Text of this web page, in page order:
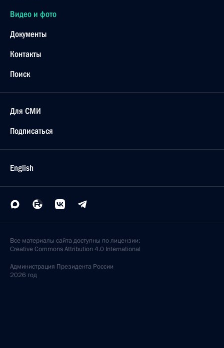
Видео и фото
Документы
Контакты
Поиск
Для СМИ
Подписаться
English
Все материалы сайта доступны по лицензии:
Creative Commons Attribution 4.0 International
Администрация Президента России
2026 год